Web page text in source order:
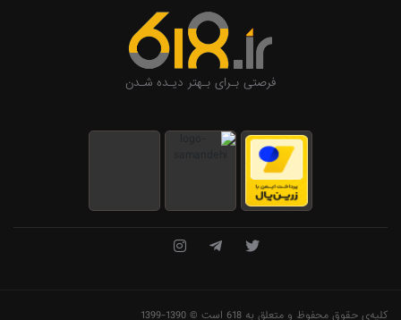
فرصتی بـرای بـهتر دیـده شـدن